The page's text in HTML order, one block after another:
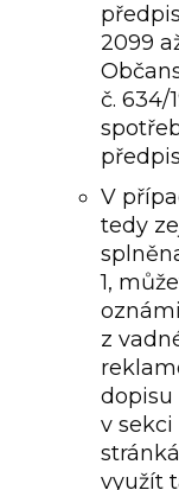
2099
č. 634/
V
tedy
1,
z
dopisu
v
využít